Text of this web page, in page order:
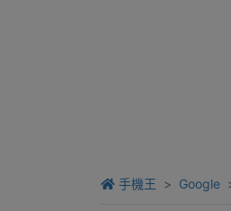
手機王 Google